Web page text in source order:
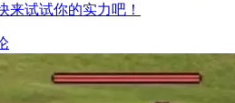
来试试你的实力吧！